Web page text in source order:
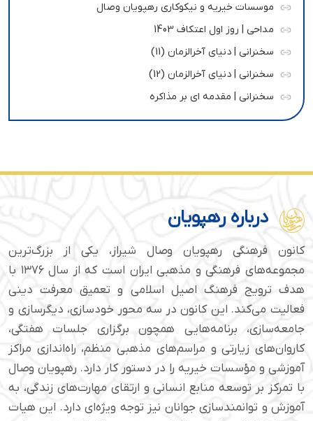
موسسات خیریه و نیکوکاری رهپویان وصال
مداحی | روز اول اعتکاف 1403
سخنرانی | دنیای آخرالزمان (11)
سخنرانی | دنیای آخرالزمان (12)
سخنرانی | مقدمه ای بر مذاکره
درباره رهپویان
کانون فرهنگی رهپویان وصال شیراز، یکی از بزرگ‌ترین
مجموعه‌های فرهنگی و مذهبی ایران است که از سال ۱۳۷۶ با
هدف ترویج فرهنگ اصیل اسلامی و تعمیق معرفت دینی
فعالیت می‌کند. این کانون در سه محور خودسازی، دیگرسازی و
جامعه‌سازی، برنامه‌هایی همچون برگزاری جلسات هفتگی،
کاروان‌های زیارتی و مراسم‌های مذهبی منظم، راه‌اندازی مراکز
آموزشی و مؤسسات خیریه را در دستور کار دارد. رهپویان وصال
با تمرکز بر توسعه منابع انسانی و ارتقای مهارت‌های زندگی، به
آموزش و توانمندسازی جوانان نیز توجه ویژه‌ای دارد. این هیات